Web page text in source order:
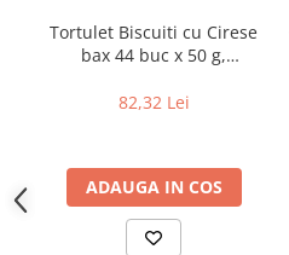
incaltaminte
Cosuri de gunoi
Carucioare pentru cumparaturi
Tortulet Biscuiti cu Cirese
bax 44 buc x 50 g,
82,32 Lei
ADAUGA IN COS